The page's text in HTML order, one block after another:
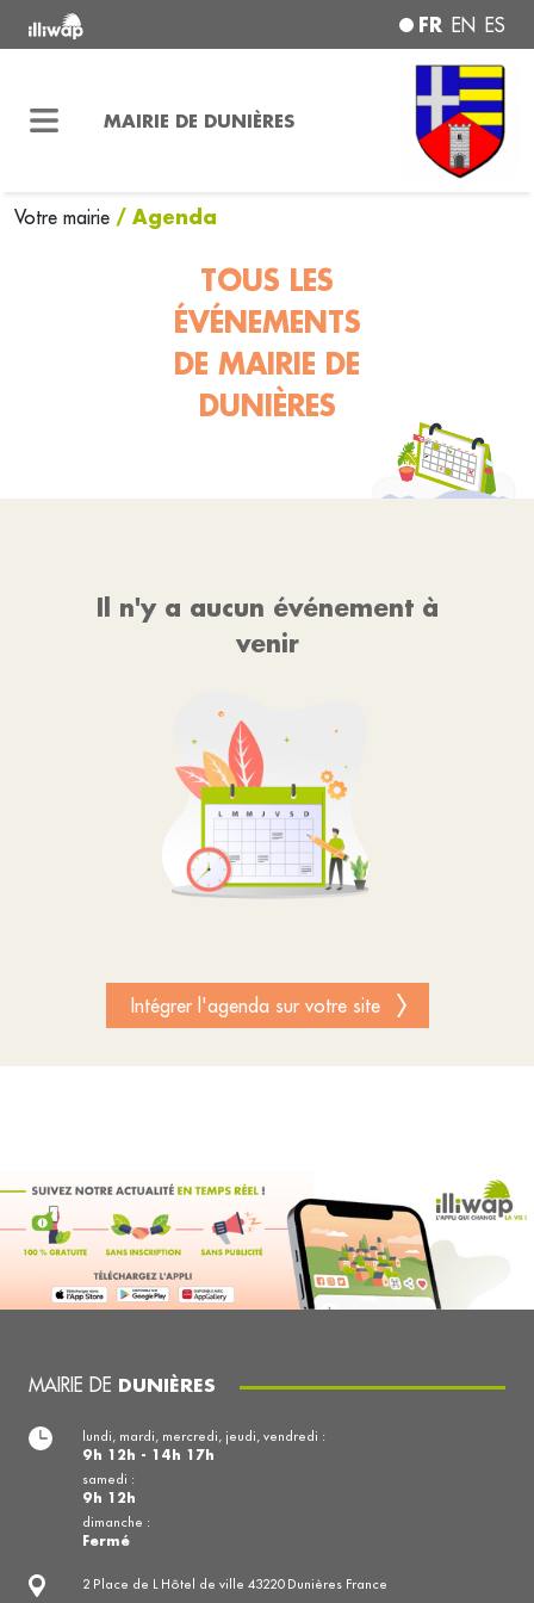
FR EN ES
MAIRIE DE DUNIÈRES
Votre mairie / Agenda
TOUS LES
ÉVÉNEMENTS
DE MAIRIE DE
DUNIÈRES
Il n'y a aucun événement à
venir
Intégrer l'agenda sur votre site
MAIRIE DE DUNIÈRES
2 Place de L Hôtel de ville 43220 Dunières France
lundi, mardi, mercredi, jeudi, vendredi :
9h 12h - 14h 17h
samedi :
9h 12h
dimanche :
Fermé